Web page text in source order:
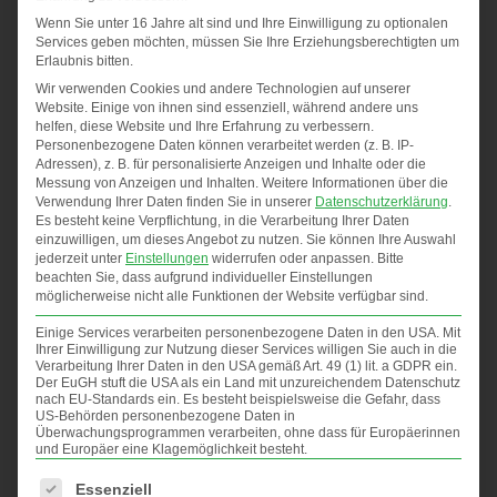
Blaues Licht: linke Hand
Grünes Licht: Wurf
Im angelehnten Kniestand muss die Patientin die
Ausgangsstellung stabilisieren und die
aufkommende Spastik kontrollieren. Durch das
seitliche Greifen und das Werfen des Balles haben
wir zusätzlich einen ständigen Positionswechsel des
Körperschwerpunktes, wodurch ihre
Rumpfmuskulatur dynamisch arbeiten muss.
Sie sehen gerade einen
Platzhalterinhalt vonYouTube.
Um auf den eigentlichen Inhalt
zuzugreifen, klicken Sie auf die
Schaltfläche unten. Bitte
beachten Sie, dass dabei Daten
an Drittanbieter weitergegeben
Wenn Sie unter 16 Jahre alt sind und Ihre Einwilligung zu optionalen
Services geben möchten, müssen Sie Ihre Erziehungsberechtigten um
Erlaubnis bitten.
Wir verwenden Cookies und andere Technologien auf unserer
Website. Einige von ihnen sind essenziell, während andere uns
helfen, diese Website und Ihre Erfahrung zu verbessern.
Personenbezogene Daten können verarbeitet werden (z. B. IP-
Adressen), z. B. für personalisierte Anzeigen und Inhalte oder die
Messung von Anzeigen und Inhalten. Weitere Informationen über die
Verwendung Ihrer Daten finden Sie in unserer Datenschutzerklärung.
Es besteht keine Verpflichtung, in die Verarbeitung Ihrer Daten
einzuwilligen, um dieses Angebot zu nutzen. Sie können Ihre Auswahl
jederzeit unter Einstellungen widerrufen oder anpassen. Bitte
beachten Sie, dass aufgrund individueller Einstellungen
möglicherweise nicht alle Funktionen der Website verfügbar sind.
Einige Services verarbeiten personenbezogene Daten in den USA. Mit
Ihrer Einwilligung zur Nutzung dieser Services willigen Sie auch in die
Verarbeitung Ihrer Daten in den USA gemäß Art. 49 (1) lit. a GDPR ein.
Der EuGH stuft die USA als ein Land mit unzureichendem Datenschutz
nach EU-Standards ein. Es besteht beispielsweise die Gefahr, dass
US-Behörden personenbezogene Daten in
Überwachungsprogrammen verarbeiten, ohne dass für Europäerinnen
und Europäer eine Klagemöglichkeit besteht.
Es folgt eine Liste der Service-Gruppen, für die eine
Essenziell